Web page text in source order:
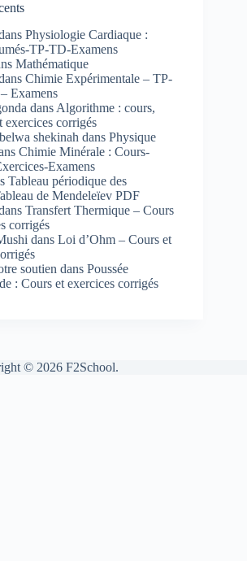
Physiologie Cardiaque :
TP-TD-Examens
Mathématique
Chimie Expérimentale – TP-
Examens
dans Algorithme : cours,
exercices corrigés
shekinah dans Physique
Chimie Minérale : Cours-
Examens
Tableau périodique des
de Mendeleïev PDF
Transfert Thermique – Cours
corrigés
dans Loi d’Ohm – Cours et
soutien dans Poussée
: Cours et exercices corrigés
© 2026 F2School.